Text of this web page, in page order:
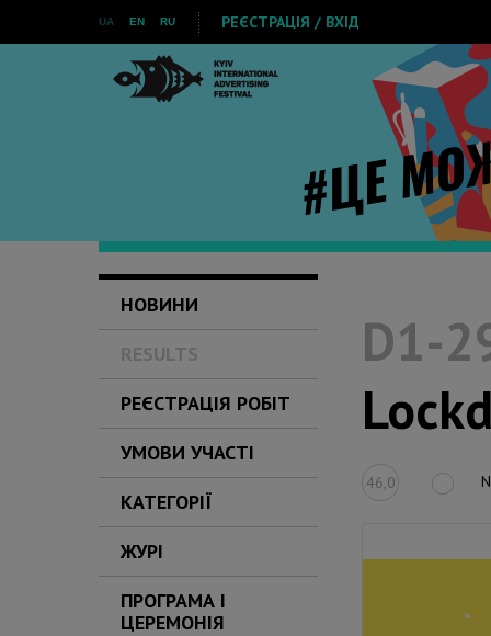
UA EN RU РЕЄСТРАЦІЯ / ВХІД
НОВИНИ
RESULTS
РЕЄСТРАЦІЯ РОБІТ
УМОВИ УЧАСТІ
КАТЕГОРІЇ
ЖУРІ
ПРОГРАМА І
ЦЕРЕМОНІЯ
D1-
46,0